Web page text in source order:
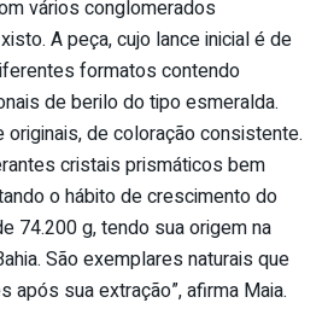
vários conglomerados
A peça, cujo lance inicial é de
formatos contendo
de berilo do tipo esmeralda.
originais, de coloração consistente.
cristais prismáticos bem
o hábito de crescimento do
74.200 g, tendo sua origem na
São exemplares naturais que
após sua extração”, afirma Maia.